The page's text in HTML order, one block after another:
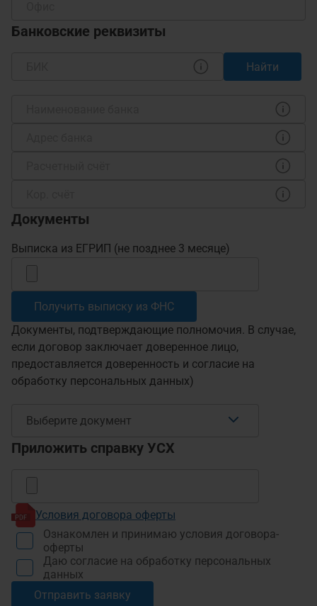
Банковские реквизиты
Найти
Документы
Выписка из ЕГРИП (не позднее 3 месяце)
Получить выписку из ФНС
Документы, подтверждающие полномочия. В случае,
если договор заключает доверенное лицо,
предоставляется доверенность и согласие на
обработку персональных данных)
Выберите документ
Приложить справку УСХ
Условия договора оферты
Ознакомлен и принимаю условия договора-
оферты
Даю согласие на обработку персональных
данных
Отправить заявку